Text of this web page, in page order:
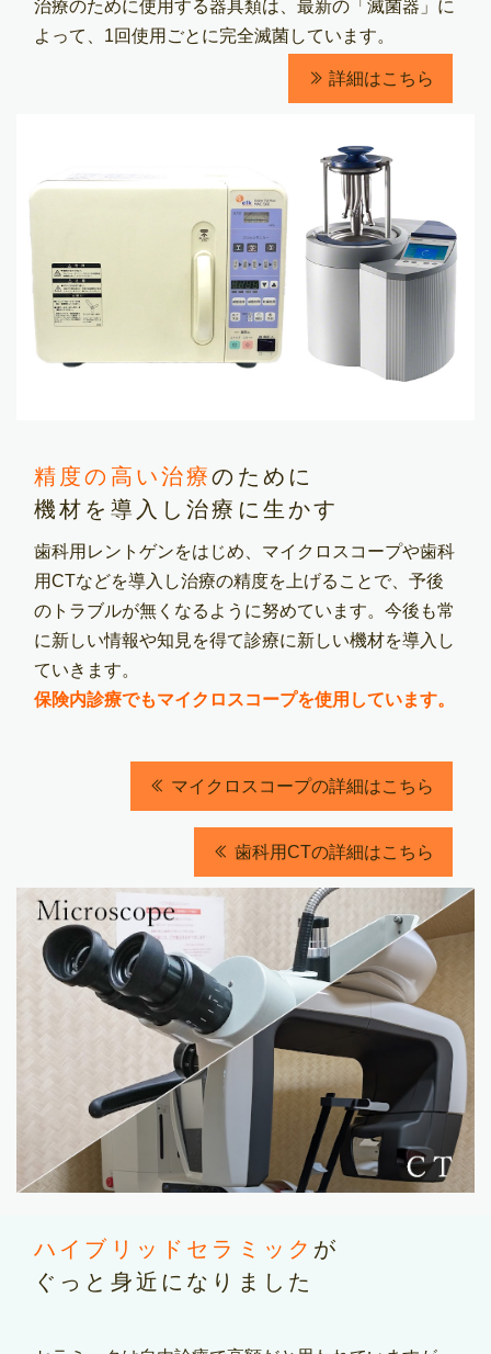
治療のために使用する器具類は、最新の「滅菌器」に
よって、1回使用ごとに完全滅菌しています。
詳細はこちら
精度の高い治療のために
機材を導入し治療に生かす
歯科用レントゲンをはじめ、マイクロスコープや歯科
用CTなどを導入し治療の精度を上げることで、予後
のトラブルが無くなるように努めています。今後も常
に新しい情報や知見を得て診療に新しい機材を導入し
ていきます。
保険内診療でもマイクロスコープを使用しています。
マイクロスコープの詳細はこちら
歯科用CTの詳細はこちら
ハイブリッドセラミック が
ぐっと身近になりました